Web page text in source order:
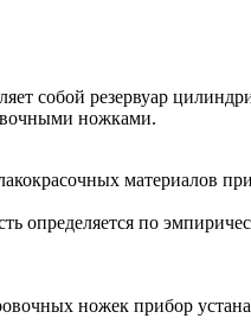
собой резервуар
ножками.
материалов
определяется по
ножек прибор